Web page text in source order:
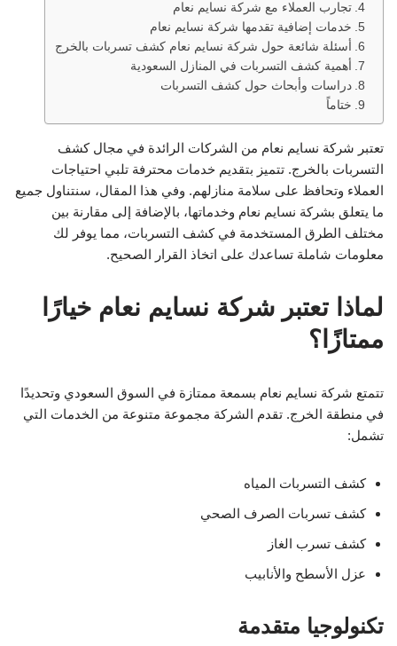
تجارب العملاء مع شركة نسايم نعام
خدمات إضافية تقدمها شركة نسايم نعام
أسئلة شائعة حول شركة نسايم نعام كشف تسربات بالخرج
أهمية كشف التسربات في المنازل السعودية
دراسات وأبحاث حول كشف التسربات
ختاماً
تعتبر شركة نسايم نعام من الشركات الرائدة في مجال كشف
التسربات بالخرج. تتميز بتقديم خدمات محترفة تلبي احتياجات
العملاء وتحافظ على سلامة منازلهم. وفي هذا المقال، سنتناول جميع
ما يتعلق بشركة نسايم نعام وخدماتها، بالإضافة إلى مقارنة بين
مختلف الطرق المستخدمة في كشف التسربات، مما يوفر لك
معلومات شاملة تساعدك على اتخاذ القرار الصحيح.
لماذا تعتبر شركة نسايم نعام خيارًا
ممتازًا؟
تتمتع شركة نسايم نعام بسمعة ممتازة في السوق السعودي وتحديدًا
في منطقة الخرج. تقدم الشركة مجموعة متنوعة من الخدمات التي
تشمل:
كشف التسربات المياه
كشف تسربات الصرف الصحي
كشف تسرب الغاز
عزل الأسطح والأنابيب
تكنولوجيا متقدمة